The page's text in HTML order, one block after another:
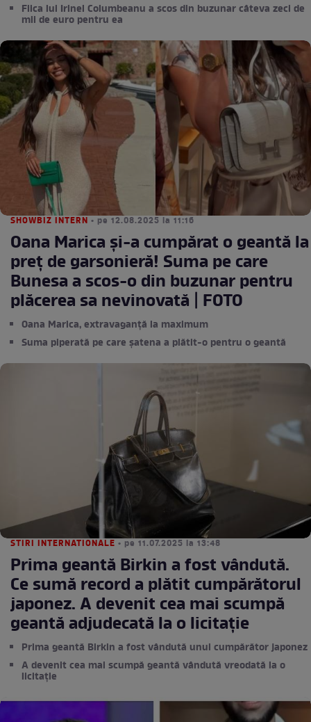
Fiica lui Irinel Columbeanu a scos din buzunar câteva zeci de
mii de euro pentru ea
SHOWBIZ INTERN • pe 12.08.2025 la 11:16
Oana Marica și-a cumpărat o geantă la
preț de garsonieră! Suma pe care
Bunesa a scos-o din buzunar pentru
plăcerea sa nevinovată | FOTO
Oana Marica, extravaganță la maximum
Suma piperată pe care șatena a plătit-o pentru o geantă
STIRI INTERNATIONALE • pe 11.07.2025 la 13:48
Prima geantă Birkin a fost vândută.
Ce sumă record a plătit cumpărătorul
japonez. A devenit cea mai scumpă
geantă adjudecată la o licitație
Prima geantă Birkin a fost vândută unui cumpărător japonez
A devenit cea mai scumpă geantă vândută vreodată la o
licitație